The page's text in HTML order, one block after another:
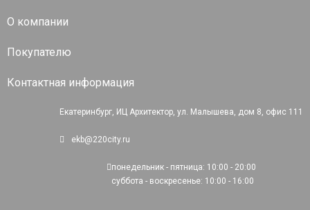
О компании
Покупателю
Контактная информация
Екатеринбург, ИЦ Архитектор, ул. Малышева, дом 8, офис 111
ekb@220city.ru
понедельник - пятница: 10:00 - 20:00
суббота - воскресенье: 10:00 - 16:00